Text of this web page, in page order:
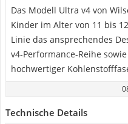
Das Modell Ultra v4 von
Kinder im Alter von 11 bis
Linie das ansprechendes
v4-Performance-Reihe
hochwertiger
Technische Details